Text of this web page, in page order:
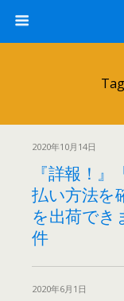
2020年10月14日
『詳報！
払い方法を
を出荷でき
件
2020年6月1日